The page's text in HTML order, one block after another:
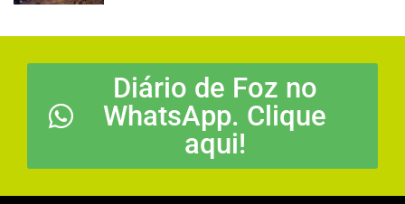
Diário de Foz no
WhatsApp. Clique
aqui!